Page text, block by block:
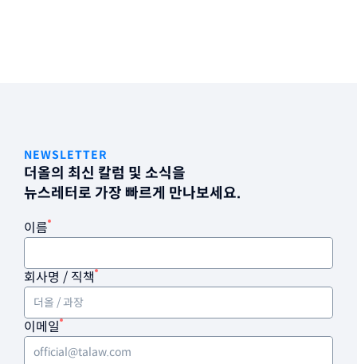
NEWSLETTER
더올의 최신 칼럼 및 소식을
뉴스레터로 가장 빠르게 만나보세요.
이름
회사명 / 직책
이메일